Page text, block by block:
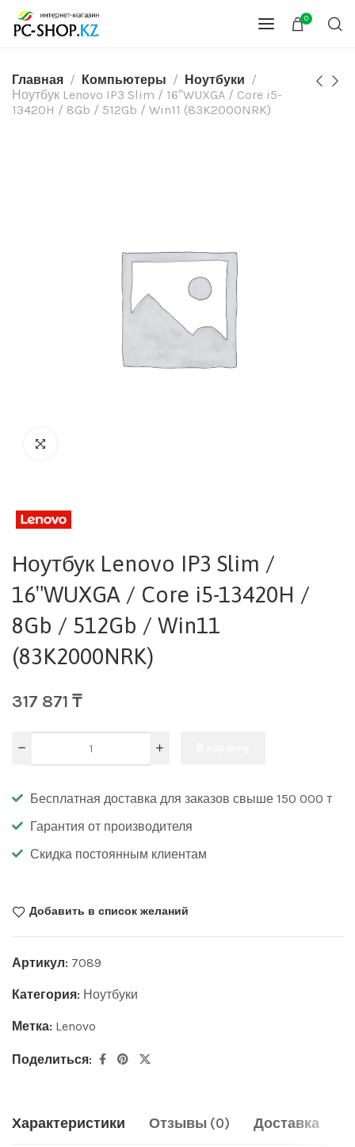
0
Главная Компьютеры
Ноутбуки
Ноутбук Lenovo IP3 Slim / 16″WUXGA / Core i5-
13420H / 8Gb / 512Gb / Win11 (83K2000NRK)
Ноутбук Lenovo IP3 Slim /
16″WUXGA / Core i5-13420H /
8Gb / 512Gb / Win11
(83K2000NRK)
317 871 ₸
Бесплатная доставка для заказов свыше 150 000 т
Гарантия от производителя
Скидка постоянным клиентам
Добавить в список желаний
Артикул: 7089
Категория: Ноутбуки
Метка: Lenovo
Поделиться:
Характеристики Отзывы (0) Доставка